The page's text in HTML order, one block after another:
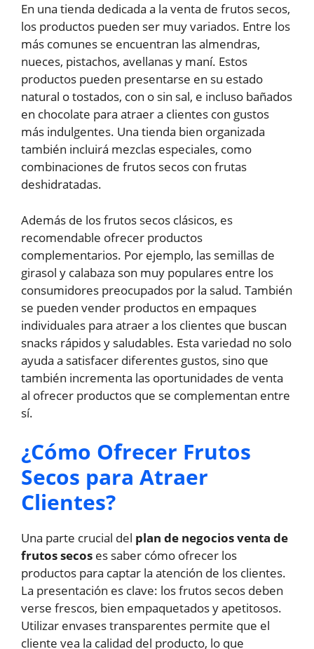
En una tienda dedicada a la venta de frutos secos,
los productos pueden ser muy variados. Entre los
más comunes se encuentran las almendras,
nueces, pistachos, avellanas y maní. Estos
productos pueden presentarse en su estado
natural o tostados, con o sin sal, e incluso bañados
en chocolate para atraer a clientes con gustos
más indulgentes. Una tienda bien organizada
también incluirá mezclas especiales, como
combinaciones de frutos secos con frutas
deshidratadas.
Además de los frutos secos clásicos, es
recomendable ofrecer productos
complementarios. Por ejemplo, las semillas de
girasol y calabaza son muy populares entre los
consumidores preocupados por la salud. También
se pueden vender productos en empaques
individuales para atraer a los clientes que buscan
snacks rápidos y saludables. Esta variedad no solo
ayuda a satisfacer diferentes gustos, sino que
también incrementa las oportunidades de venta
al ofrecer productos que se complementan entre
sí.
¿Cómo Ofrecer Frutos
Secos para Atraer
Clientes?
Una parte crucial del plan de negocios venta de
frutos secos es saber cómo ofrecer los
productos para captar la atención de los clientes.
La presentación es clave: los frutos secos deben
verse frescos, bien empaquetados y apetitosos.
Utilizar envases transparentes permite que el
cliente vea la calidad del producto, lo que